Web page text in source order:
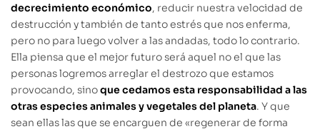
decrecimiento económico, reducir nuestra velocidad de
destrucción y también de tanto estrés que nos enferma,
pero no para luego volver a las andadas, todo lo contrario.
Ella piensa que el mejor futuro será aquel no el que las
personas logremos arreglar el destrozo que estamos
provocando, sinoque cedamos esta responsabilidad a las
otras especies animales y vegetales del planeta. Y que
sean ellas las que se encarguen de «regenerar de forma